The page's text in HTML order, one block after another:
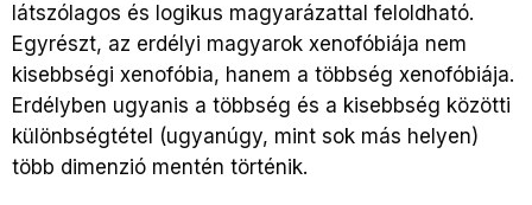
látszólagos és logikus magyarázattal feloldható.
Egyrészt, az erdélyi magyarok xenofóbiája nem
kisebbségi xenofóbia, hanem a többség xenofóbiája.
Erdélyben ugyanis a többség és a kisebbség közötti
különbségtétel (ugyanúgy, mint sok más helyen)
több dimenzió mentén történik.